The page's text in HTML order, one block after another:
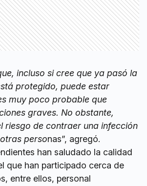
incluso si cree que ya pasó la
protegido, puede estar
muy poco probable que
graves. No obstante,
riesgo de contraer una infección
personas”, agregó.
han saludado la calidad
que han participado cerca de
entre ellos, personal